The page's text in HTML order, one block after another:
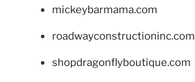
mickeybarmama.com
roadwayconstructioninc.com
shopdragonflyboutique.com